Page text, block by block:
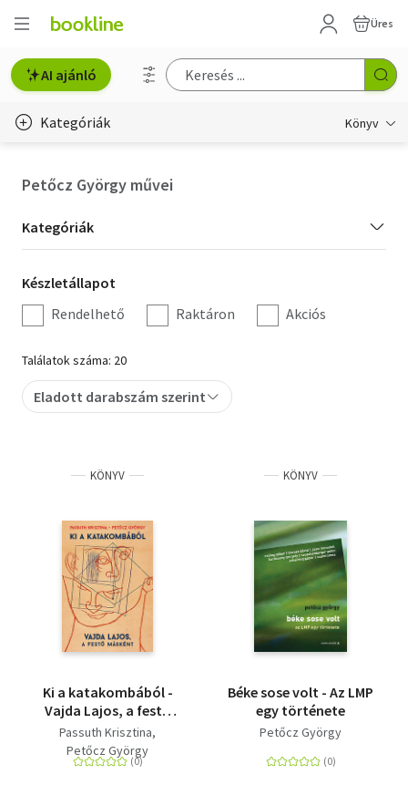
Üres
AI ajánló
Kategóriák Könyv
Hobbi, szabadidő
Irodalom
Művészet
Szakkönyv
Tankönyv, segédkönyv
Társadalomtudomány
Természettudomány
Történelem
Petőcz György művei
Kategória
szűrés
Kategóriák
Készletállapot
szűrés
Készletállapot
Rendelhető
Raktáron Akciós
Találatok száma: 20
Eladott darabszám szerint
KÖNYV
Ki a katakombából -
Vajda Lajos, a festő
másként
Passuth Krisztina
Petőcz György
KÖNYV
Béke sose volt - Az LMP
egy története
Petőcz György